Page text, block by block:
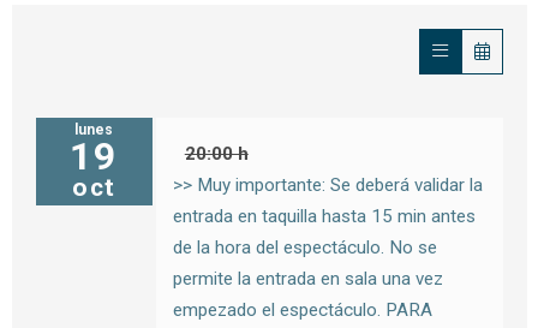
lunes
19
oct
20:00 h
>> Muy importante: Se deberá validar la
entrada en taquilla hasta 15 min antes
de la hora del espectáculo. No se
permite la entrada en sala una vez
empezado el espectáculo. PARA